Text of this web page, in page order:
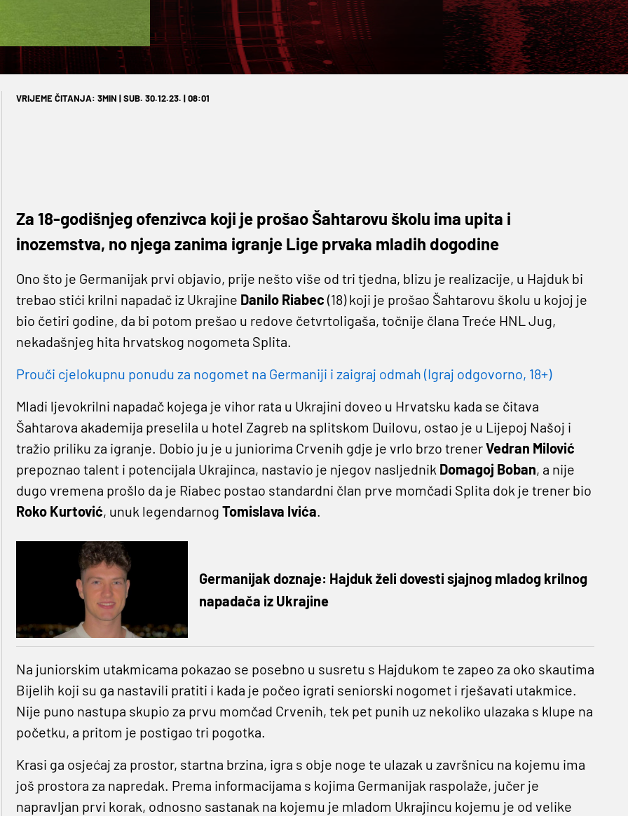
VRIJEME ČITANJA: 3MIN | SUB. 30.12.23. | 08:01
Za 18-godišnjeg ofenzivca koji je prošao Šahtarovu školu ima upita i
inozemstva, no njega zanima igranje Lige prvaka mladih dogodine
Ono što je Germanijak prvi objavio, prije nešto više od tri tjedna, blizu je realizacije, u Hajduk bi
trebao stići krilni napadač iz Ukrajine Danilo Riabec (18) koji je prošao Šahtarovu školu u kojoj je
bio četiri godine, da bi potom prešao u redove četvrtoligaša, točnije člana Treće HNL Jug,
nekadašnjeg hita hrvatskog nogometa Splita.
Prouči cjelokupnu ponudu za nogomet na Germaniji i zaigraj odmah (Igraj odgovorno, 18+)
Mladi ljevokrilni napadač kojega je vihor rata u Ukrajini doveo u Hrvatsku kada se čitava
Šahtarova akademija preselila u hotel Zagreb na splitskom Duilovu, ostao je u Lijepoj Našoj i
tražio priliku za igranje. Dobio ju je u juniorima Crvenih gdje je vrlo brzo trenerVedran Milović
prepoznao talent i potencijala Ukrajinca, nastavio je njegov nasljednik Domagoj Boban, a nije
dugo vremena prošlo da je Riabec postao standardni član prve momčadi Splita dok je trener bio
Roko Kurtović, unuk legendarnog Tomislava Ivića.
Germanijak doznaje: Hajduk želi dovesti sjajnog mladog krilnog
napadača iz Ukrajine
Na juniorskim utakmicama pokazao se posebno u susretu s Hajdukom te zapeo za oko skautima
Bijelih koji su ga nastavili pratiti i kada je počeo igrati seniorski nogomet i rješavati utakmice.
Nije puno nastupa skupio za prvu momčad Crvenih, tek pet punih uz nekoliko ulazaka s klupe na
početku, a pritom je postigao tri pogotka.
Krasi ga osjećaj za prostor, startna brzina, igra s obje noge te ulazak u završnicu na kojemu ima
još prostora za napredak. Prema informacijama s kojima Germanijak raspolaže, jučer je
napravljan prvi korak, odnosno sastanak na kojemu je mladom Ukrajincu kojemu je od velike